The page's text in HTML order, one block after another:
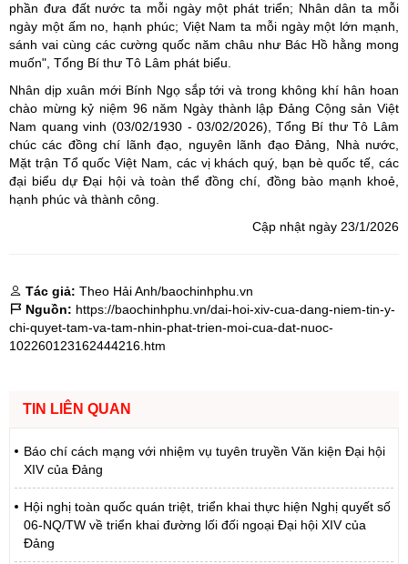
phần đưa đất nước ta mỗi ngày một phát triển; Nhân dân ta mỗi
ngày một ấm no, hạnh phúc; Việt Nam ta mỗi ngày một lớn mạnh,
sánh vai cùng các cường quốc năm châu như Bác Hồ hằng mong
muốn", Tổng Bí thư Tô Lâm phát biểu.
Nhân dịp xuân mới Bính Ngọ sắp tới và trong không khí hân hoan
chào mừng kỷ niệm 96 năm Ngày thành lập Đảng Cộng sản Việt
Nam quang vinh (03/02/1930 - 03/02/2026), Tổng Bí thư Tô Lâm
chúc các đồng chí lãnh đạo, nguyên lãnh đạo Đảng, Nhà nước,
Mặt trận Tổ quốc Việt Nam, các vị khách quý, bạn bè quốc tế, các
đại biểu dự Đại hội và toàn thể đồng chí, đồng bào mạnh khoẻ,
hạnh phúc và thành công.
Cập nhật ngày 23/1/2026
Tác giả: Theo Hải Anh/baochinhphu.vn
Nguồn: https://baochinhphu.vn/dai-hoi-xiv-cua-dang-niem-tin-y-
chi-quyet-tam-va-tam-nhin-phat-trien-moi-cua-dat-nuoc-
102260123162444216.htm
TIN LIÊN QUAN
Báo chí cách mạng với nhiệm vụ tuyên truyền Văn kiện Đại hội
XIV của Đảng
Hội nghị toàn quốc quán triệt, triển khai thực hiện Nghị quyết số
06-NQ/TW về triển khai đường lối đối ngoại Đại hội XIV của
Đảng